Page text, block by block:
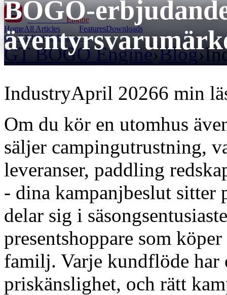
GT BOGO Engine
HomeAll Articles FeaturesDownloads
Get GT BOGO Engine →
GT BOGO Engine›Blog›
BOGO-
IndustryApril 20266 min
Om du kör en utomhus
säljer campingutrustning,
leveranser, paddling
- dina kampanjbeslut sitter
delar sig i
presentshoppare som
familj. Varje kundflöde
priskänslighet, och rätt